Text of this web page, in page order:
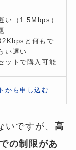
い（1.5Mbps）
と何もで
い遅い
ットで購入可能
から申し込む
ですが、 高
の制限があ